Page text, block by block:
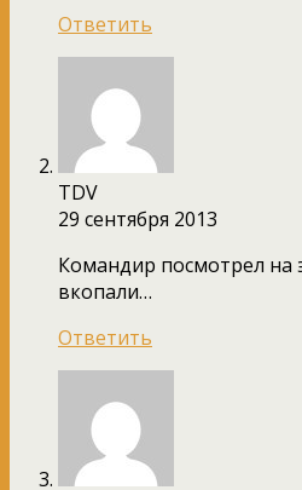
Ответить
TDV
29 сентября 2013
Командир посмотрел на
вкопали…
Ответить